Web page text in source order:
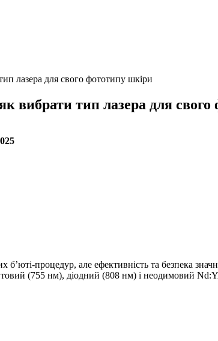
лазера для свого фототипу шкіри
вибрати тип лазера для
б’юті-процедур, але ефективність та безпека
(755 нм), діодний (808 нм) і неодимовий